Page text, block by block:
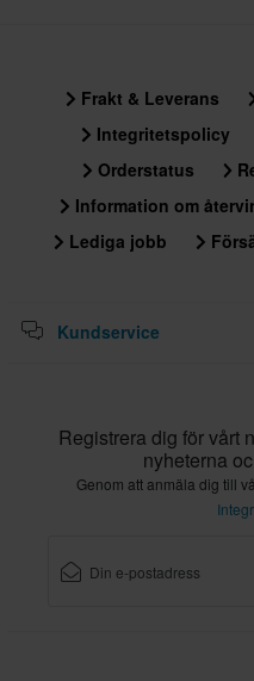
Frakt & Leverans
Integritetspolicy
Orderstatus
Information om
Lediga jobb
Kundservice
Registrera dig för vårt
nyheterna
Genom att anmäla dig till